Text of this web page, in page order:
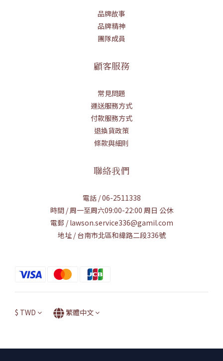
品牌故事
品牌精神
團隊成員
顧客服務
常見問題
運送服務方式
付款服務方式
退換貨政策
條款與細則
聯絡我們
電話 / 06-2511338
時間 / 周一至周六09:00-22:00 周日 公休
電郵 / lawson.service336@gamil.com
地址 / 台南市北區和緯路二段336號
$ TWD 繁體中文